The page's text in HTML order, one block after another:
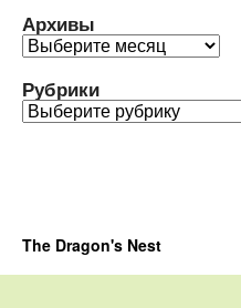
Архивы
Архивы
Рубрики
Рубрики
The Dragon's Nest